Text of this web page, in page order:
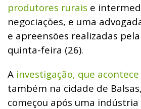
produtores rurais e
negociações, e uma
e apreensões realizadas
quinta-feira (26).
A investigação, que
também na cidade de
começou após uma